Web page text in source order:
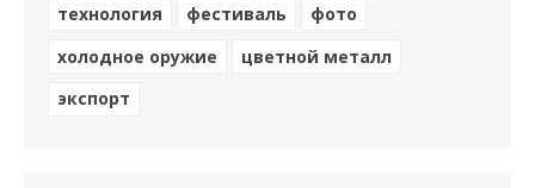
технология
фестиваль
фото
холодное оружие
цветной металл
экспорт